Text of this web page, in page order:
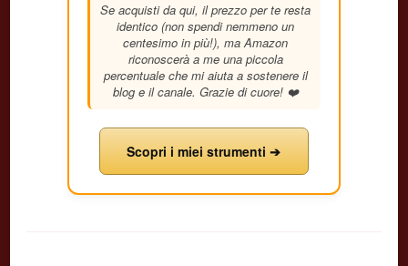
Se acquisti da qui, il prezzo per te resta
identico (non spendi nemmeno un
centesimo in più!), ma Amazon
riconoscerà a me una piccola
percentuale che mi aiuta a sostenere il
blog e il canale. Grazie di cuore! ❤️
Scopri i miei strumenti ➔